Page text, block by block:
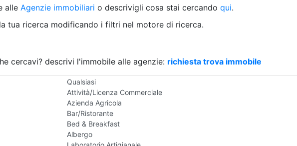
Rustico/Casale
Camera d'Albergo
Box/Garage
Qualsiasi
Attività/Licenza Commerciale
Azienda Agricola
Bar/Ristorante
Bed & Breakfast
Albergo
alle Agenzie immobiliari o descrivigli cosa stai cercando qui.
tua ricerca modificando i filtri nel motore di ricerca.
cercavi? descrivi l'immobile alle agenzie: richiesta trova immobile